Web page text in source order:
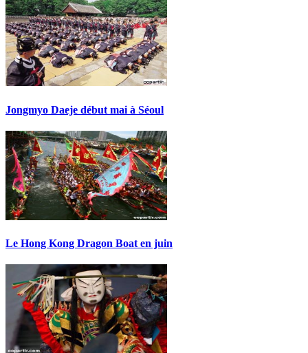
Jongmyo Daeje début mai à Séoul
Le Hong Kong Dragon Boat en juin